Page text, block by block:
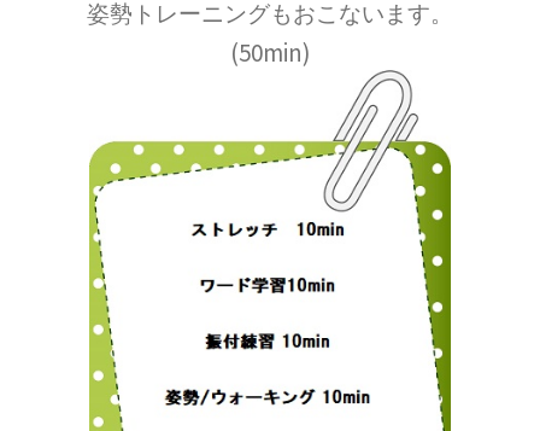
姿勢トレーニングもおこないます。
(50min)